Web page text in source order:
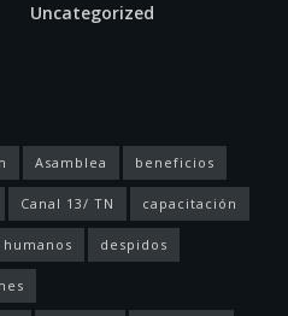
Uncategorized
Asamblea beneficios
Canal 13/ TN capacitación
despidos